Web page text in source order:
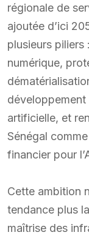
régionale de
ajoutée d’ici
plusieurs
numérique,
développement
artificielle, et
Sénégal
financier pour
Cette ambition
tendance plus
maîtrise des